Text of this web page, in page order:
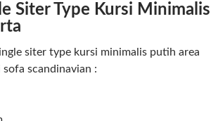
Siter Type Kursi Minimalis
siter type kursi minimalis putih area
scandinavian :